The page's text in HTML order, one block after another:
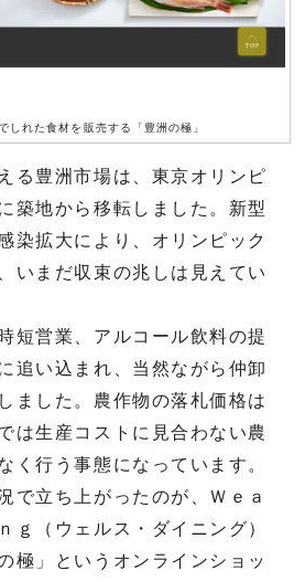
しれた食材を販売する「豊洲の極」
る豊洲市場は、東京オリンピ
築地から移転しました。新型
染拡大により、オリンピック
いまだ収束の兆しは見えてい
短営業、アルコール飲料の提
追い込まれ、当然ながら仲卸
ました。農作物の落札価格は
は生産コストに見合わない農
く行う事態になっています。
で立ち上がったのが、Ｗｅａ
ｇ（ウェルス・ダイニング）
極」というオンラインショッ